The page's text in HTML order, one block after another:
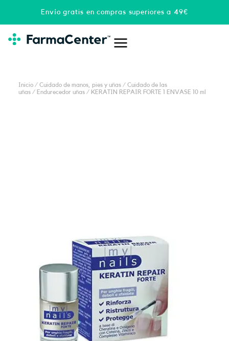
Envío gratis en compras superiores a 49€
Inicio / Cuidado de manos, pies y uñas / Cuidado de las
uñas / Endurecedor uñas / KERATIN REPAIR FORTE 1 ENVASE 10 ml